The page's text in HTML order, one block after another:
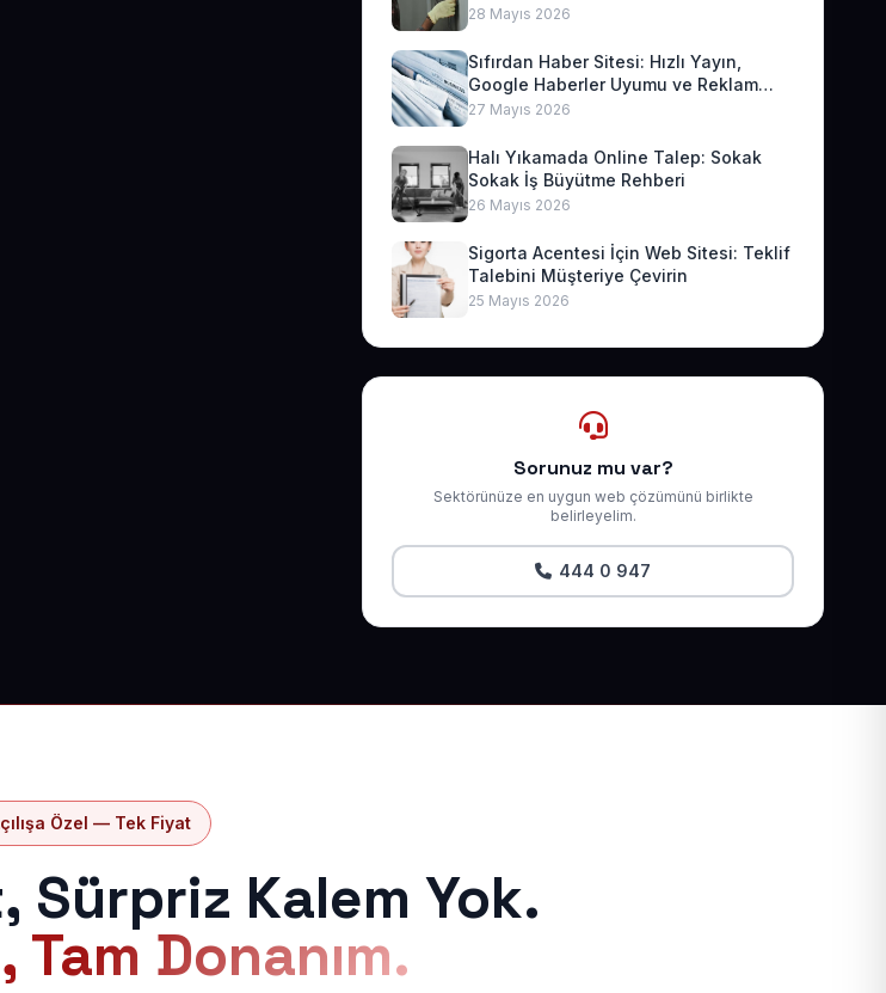
28 Mayıs 2026
Sıfırdan Haber Sitesi: Hızlı Yayın,
Google Haberler Uyumu ve Reklam
Geliri
27 Mayıs 2026
Halı Yıkamada Online Talep: Sokak
Sokak İş Büyütme Rehberi
26 Mayıs 2026
Sigorta Acentesi İçin Web Sitesi: Teklif
Talebini Müşteriye Çevirin
25 Mayıs 2026
Sorunuz mu var?
Sektörünüze en uygun web çözümünü birlikte
belirleyelim.
444 0 947
Özel — Tek Fiyat
Sürpriz Kalem Yok.
Donanım.